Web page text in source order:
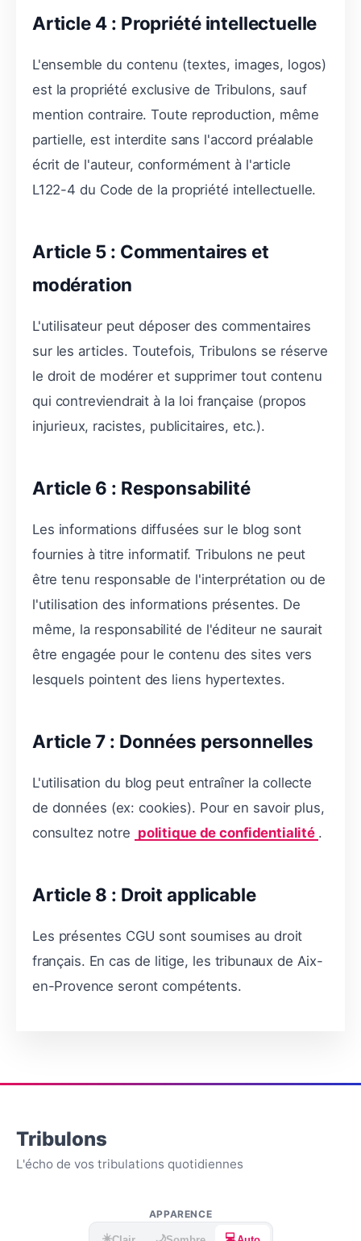
Article 4 : Propriété intellectuelle
L'ensemble du contenu (textes, images, logos)
est la propriété exclusive de Tribulons, sauf
mention contraire. Toute reproduction, même
partielle, est interdite sans l'accord préalable
écrit de l'auteur, conformément à l'article
L122-4 du Code de la propriété intellectuelle.
Article 5 : Commentaires et
modération
L'utilisateur peut déposer des commentaires
sur les articles. Toutefois, Tribulons se réserve
le droit de modérer et supprimer tout contenu
qui contreviendrait à la loi française (propos
injurieux, racistes, publicitaires, etc.).
Article 6 : Responsabilité
Les informations diffusées sur le blog sont
fournies à titre informatif. Tribulons ne peut
être tenu responsable de l'interprétation ou de
l'utilisation des informations présentes. De
même, la responsabilité de l'éditeur ne saurait
être engagée pour le contenu des sites vers
lesquels pointent des liens hypertextes.
Article 7 : Données personnelles
L'utilisation du blog peut entraîner la collecte
de données (ex: cookies). Pour en savoir plus,
consultez notre politique de confidentialité .
Article 8 : Droit applicable
Les présentes CGU sont soumises au droit
français. En cas de litige, les tribunaux de Aix-
en-Provence seront compétents.
Tribulons
L'écho de vos tribulations quotidiennes
APPARENCE
☀️ 💻